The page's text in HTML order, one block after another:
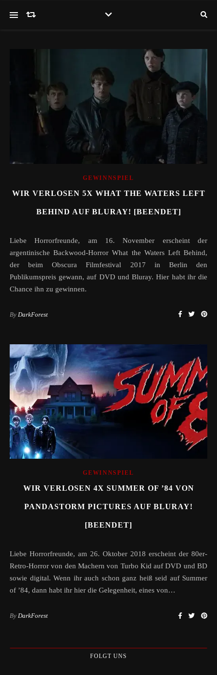
GEWINNSPIEL
WIR VERLOSEN 5X WHAT THE WATERS LEFT
BEHIND AUF BLURAY! [BEENDET]
Liebe Horrorfreunde, am 16. November erscheint der
argentinische Backwood-Horror What the Waters Left Behind,
der beim Obscura Filmfestival 2017 in Berlin den
Publikumspreis gewann, auf DVD und Bluray. Hier habt ihr die
Chance ihn zu gewinnen.
By DarkForest
GEWINNSPIEL
WIR VERLOSEN 4X SUMMER OF ’84 VON
PANDASTORM PICTURES AUF BLURAY!
[BEENDET]
Liebe Horrorfreunde, am 26. Oktober 2018 erscheint der 80er-
Retro-Horror von den Machern von Turbo Kid auf DVD und BD
sowie digital. Wenn ihr auch schon ganz heiß seid auf Summer
of ’84, dann habt ihr hier die Gelegenheit, eines von…
By DarkForest
FOLGT UNS